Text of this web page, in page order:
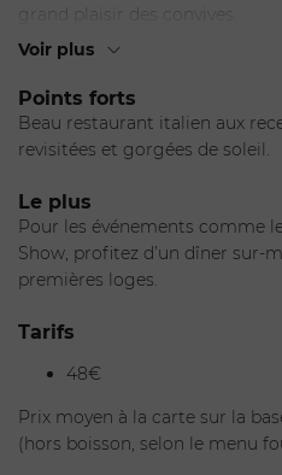
Au-delà de la vue imprenable,
subtilement revisitées vous
Italie. Risotto aux Pistils de
Focaccia, Tiramisu...
Le Chef :
Les assiettes de Alessandro
recettes surprenantes aux
Voir plus
Points forts
Beau restaurant italien aux
revisitées et gorgées de soleil.
Le plus
Pour les événements comme
Show, profitez d’un dîner sur-
premières loges.
Tarifs
48€
Prix moyen à la carte sur la
(hors boisson, selon le menu
Choisissez une date